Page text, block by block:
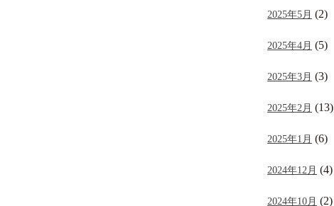
2025年5月 (2)
2025年4月 (5)
2025年3月 (3)
2025年2月 (13)
2025年1月 (6)
2024年12月 (4)
2024年10月 (2)